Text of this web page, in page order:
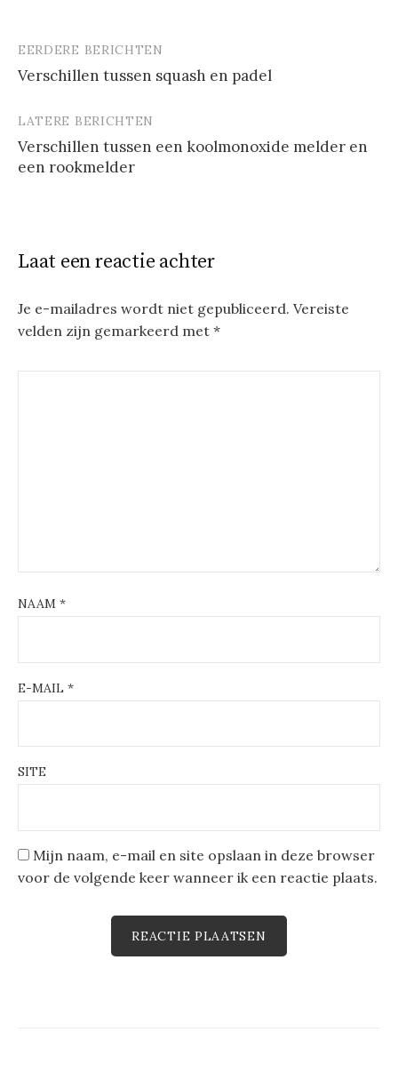
Berichtnavigatie
EERDERE BERICHTEN
Verschillen tussen squash en padel
LATERE BERICHTEN
Verschillen tussen een koolmonoxide melder en
een rookmelder
Laat een reactie achter
Je e-mailadres wordt niet gepubliceerd. Vereiste
velden zijn gemarkeerd met *
NAAM *
E-MAIL *
SITE
Mijn naam, e-mail en site opslaan in deze browser
voor de volgende keer wanneer ik een reactie plaats.